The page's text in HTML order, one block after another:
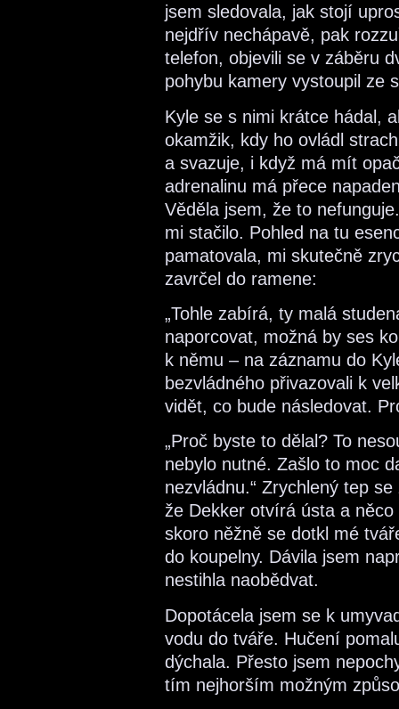
jsem sledovala, jak stojí
nejdřív nechápavě, pak
telefon, objevili se v záběru
pohybu kamery vystoupil ze
Kyle se s nimi krátce hádal,
okamžik, kdy ho ovládl
a svazuje, i když má mít
adrenalinu má přece
Věděla jsem, že to
mi stačilo. Pohled na tu
pamatovala, mi skutečně
zavrčel do ramene:
„Tohle zabírá, ty malá
naporcovat, možná by ses
k němu – na záznamu do
bezvládného přivazovali k
vidět, co bude následovat.
„Proč byste to dělal? To
nebylo nutné. Zašlo to moc
nezvládnu.“ Zrychlený tep
že Dekker otvírá ústa a
skoro něžně se dotkl mé
do koupelny. Dávila jsem
nestihla naobědvat.
Dopotácela jsem se k
vodu do tváře. Hučení
dýchala. Přesto jsem
tím nejhorším možným